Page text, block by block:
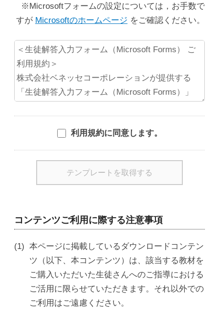
※Microsoftフォームの設定については，お手数で
すが Microsoftのホームページ をご確認ください。
利用規約に同意します。
コンテンツご利用に際する注意事項
本ページに掲載しているダウンロードコンテン
ツ（以下、本コンテンツ）は、該当する教材を
ご購入いただいた生徒さんへのご指導における
ご活用に限らせていただきます。それ以外での
ご利用はご遠慮ください。